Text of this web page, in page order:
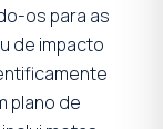
os para as
de impacto
plano de